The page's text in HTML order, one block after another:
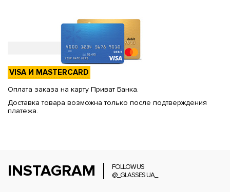
VISA И MASTERCARD
Оплата заказа на карту Приват Банка.
Доставка товара возможна только после подтверждения
платежа.
INSTAGRAM
FOLLOW US
@_GLASSES.UA_